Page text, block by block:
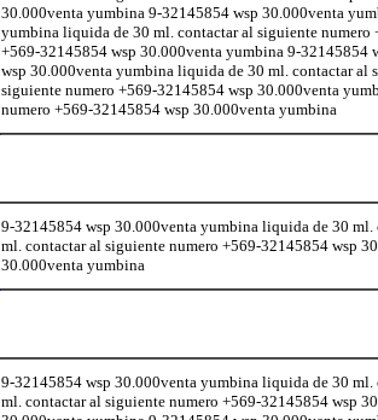
30.000venta yumbina 9-32145854 wsp 30.000venta
yumbina liquida de 30 ml. contactar al siguiente
+569-32145854 wsp 30.000venta yumbina 9-
wsp 30.000venta yumbina liquida de 30 ml. contactar
siguiente numero +569-32145854 wsp 30.000venta
numero +569-32145854 wsp 30.000venta yumbina
9-32145854 wsp 30.000venta yumbina liquida de 30
ml. contactar al siguiente numero +569-32145854 wsp
30.000venta yumbina
9-32145854 wsp 30.000venta yumbina liquida de 30
ml. contactar al siguiente numero +569-32145854 wsp